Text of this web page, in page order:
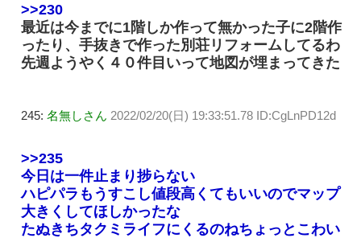
>>230
最近は今までに1階しか作って無かった子に2階作
ったり、手抜きで作った別荘リフォームしてるわ
先週ようやく４０件目いって地図が埋まってきた
245: 名無しさん 2022/02/20(日) 19:33:51.78 ID:CgLnPD12d
>>235
今日は一件止まり捗らない
ハピパラもうすこし値段高くてもいいのでマップ
大きくしてほしかったな
たぬきちタクミライフにくるのねちょっとこわい